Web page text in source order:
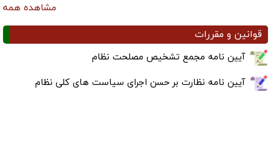
مشاهده همه
قوانین و مقررات
آیین نامه مجمع تشخیص مصلحت نظام
آیین نامه نظارت بر حسن اجرای سیاست های کلی نظام